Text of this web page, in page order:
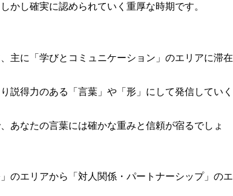
かし確実に認められていく重厚な時期です。
主に「学びとコミュニケーション」のエリアに滞在
説得力のある「言葉」や「形」にして発信していく
あなたの言葉には確かな重みと信頼が宿るでしょ
のエリアから「対人関係・パートナーシップ」のエ